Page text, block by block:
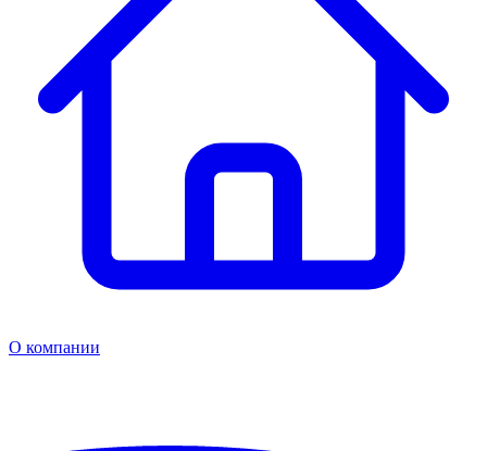
О компании